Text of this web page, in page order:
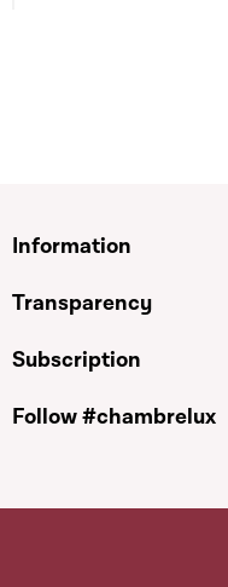
Information
Transparency
Subscription
Follow #chambrelux